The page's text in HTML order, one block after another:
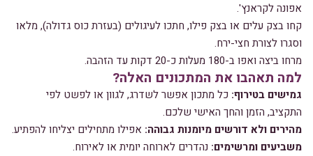
אפונה לקראנץ'.
קחו בצק עלים או בצק פילו, חתכו לעיגולים (בעזרת כוס גדולה), מלאו
וסגרו לצורת חצי-ירח.
מרחו ביצה ואפו ב-180 מעלות כ-20 דקות עד הזהבה.
למה תאהבו את המתכונים האלה?
גמישים בטירוף: כל מתכון אפשר לשדרג, לגוון או לפשט לפי
התקציב, הזמן והחך האישי שלכם.
מהירים ולא דורשים מיומנות גבוהה: אפילו מתחילים יצליחו להפתיע.
משביעים ומרשימים: נהדרים לארוחה יומית או לאירוח.